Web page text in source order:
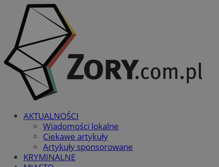
AKTUALNOŚCI
Wiadomości lokalne
Ciekawe artykuły
Artykuły sponsorowane
KRYMINALNE